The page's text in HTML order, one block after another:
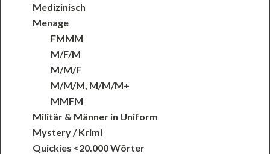
Medizinisch
Menage
FMMM
M/F/M
M/M/F
M/M/M, M/M/M+
MMFM
Militär & Männer in Uniform
Mystery / Krimi
Quickies <20.000 Wörter